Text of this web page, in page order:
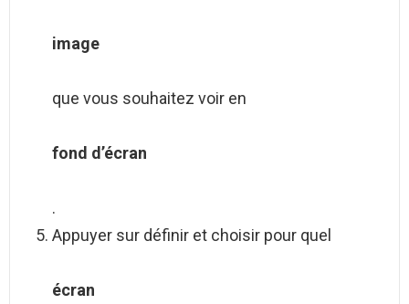
image
que vous souhaitez voir en
fond d’écran
.
Appuyer sur définir et choisir pour quel
écran